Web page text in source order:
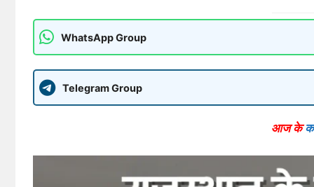
WhatsApp Group
Telegram Group
आज के